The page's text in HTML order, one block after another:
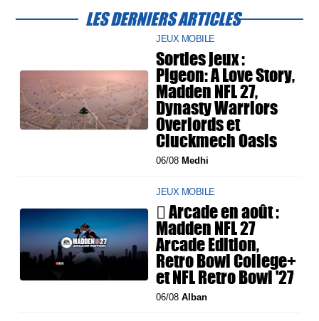
LES DERNIERS ARTICLES
JEUX MOBILE
Sorties jeux :
Pigeon: A Love Story,
Madden NFL 27,
Dynasty Warriors
Overlords et
Cluckmech Oasis
06/08 Medhi
JEUX MOBILE
 Arcade en août :
Madden NFL 27
Arcade Edition,
Retro Bowl College+
et NFL Retro Bowl '27
06/08Alban